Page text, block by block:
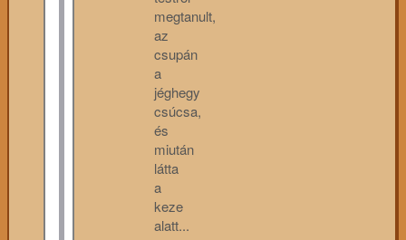
megtanult,
az
csupán
a
jéghegy
csúcsa,
és
miután
látta
a
keze
alatt...